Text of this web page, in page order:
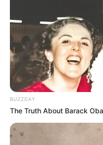
BUZZDAY
The Truth About Barack